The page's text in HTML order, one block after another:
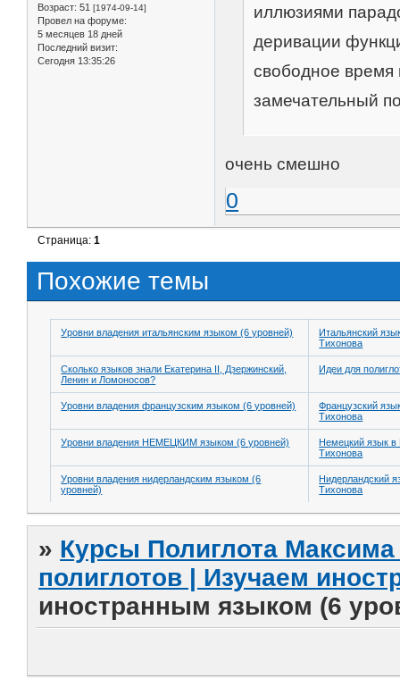
Возраст: 51 [1974-09-14]
Провел на форуме:
5 месяцев 18 дней
Последний визит:
Сегодня 13:35:26
иллюзиями
деривации
свободное время
замечательный
очень смешно
0
Страница:1
Похожие темы
Уровни владения итальянским языком (6 уровней)
Итальянский
Тихонова
Сколько языков знали Екатерина II, Дзержинский,
Ленин и Ломоносов?
Идеи для
Уровни владения французским языком (6 уровней)
Французский
Тихонова
Уровни владения НЕМЕЦКИМ языком (6 уровней)
Немецкий язык
Тихонова
Уровни владения нидерландским языком (6
уровней)
Нидерландский
Тихонова
» Курсы Полиглота
полиглотов | Изучаем
иностранным языком (6